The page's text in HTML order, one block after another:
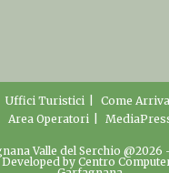
Uffici Turistici Come
Area Operatori
Valle del Serchio @2026
by Centro